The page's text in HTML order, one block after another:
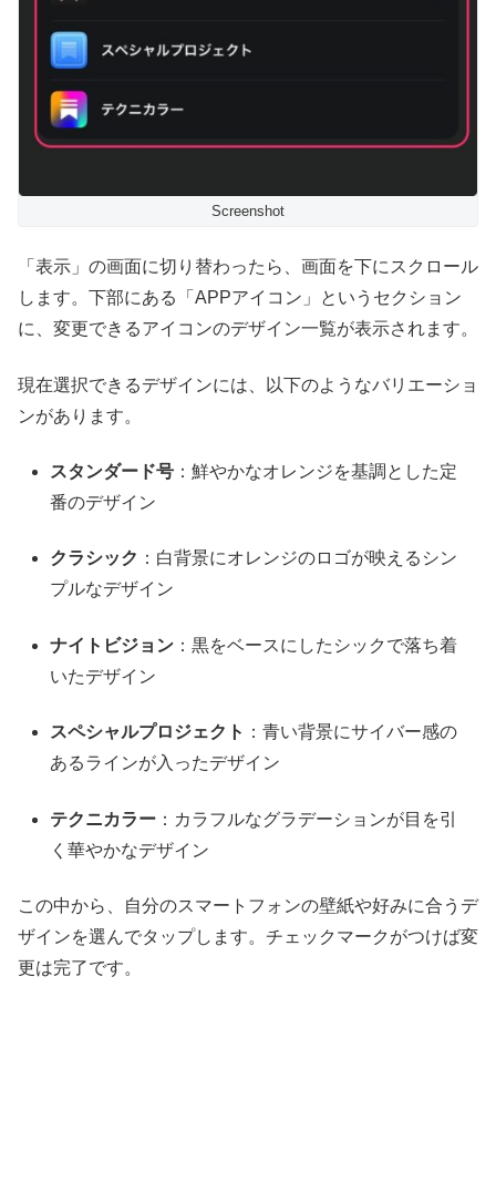
Screenshot
「表示」の画面に切り替わったら、画面を下にスクロール
します。下部にある「APPアイコン」というセクション
に、変更できるアイコンのデザイン一覧が表示されます。
現在選択できるデザインには、以下のようなバリエーショ
ンがあります。
スタンダード号 ：鮮やかなオレンジを基調とした定
番のデザイン
クラシック ：白背景にオレンジのロゴが映えるシン
プルなデザイン
ナイトビジョン ：黒をベースにしたシックで落ち着
いたデザイン
スペシャルプロジェクト ：青い背景にサイバー感の
あるラインが入ったデザイン
テクニカラー ：カラフルなグラデーションが目を引
く華やかなデザイン
この中から、自分のスマートフォンの壁紙や好みに合うデ
ザインを選んでタップします。チェックマークがつけば変
更は完了です。